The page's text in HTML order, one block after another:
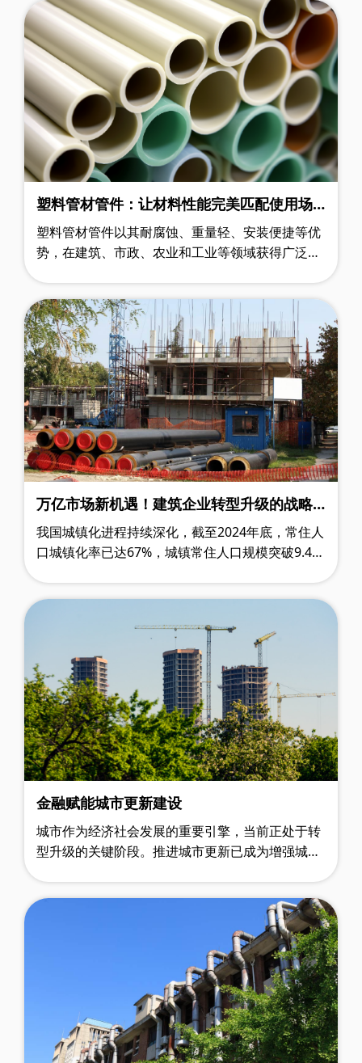
塑料管材管件：让材料性能完美匹配使用场
景
塑料管材管件以其耐腐蚀、重量轻、安装便捷等优
势，在建筑、市政、农业和工业等领域获得广泛应
万亿市场新机遇！建筑企业转型升级的战略
要地
我国城镇化进程持续深化，截至2024年底，常住人
口城镇化率已达67%，城镇常住人口规模突破9.44
金融赋能城市更新建设
城市作为经济社会发展的重要引擎，当前正处于转
型升级的关键阶段。推进城市更新已成为增强城市